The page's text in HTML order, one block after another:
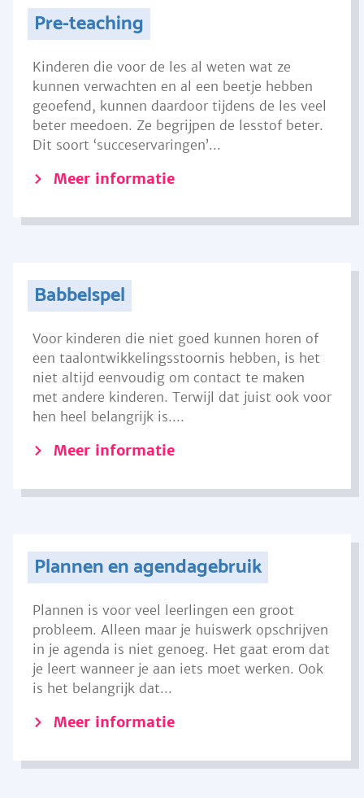
Pre-teaching
Kinderen die voor de les al weten wat ze
kunnen verwachten en al een beetje hebben
geoefend, kunnen daardoor tijdens de les veel
beter meedoen. Ze begrijpen de lesstof beter.
Dit soort ‘succeservaringen’...
Meer informatie
Babbelspel
Voor kinderen die niet goed kunnen horen of
een taalontwikkelingsstoornis hebben, is het
niet altijd eenvoudig om contact te maken
met andere kinderen. Terwijl dat juist ook voor
hen heel belangrijk is....
Meer informatie
Plannen en agendagebruik
Plannen is voor veel leerlingen een groot
probleem. Alleen maar je huiswerk opschrijven
in je agenda is niet genoeg. Het gaat erom dat
je leert wanneer je aan iets moet werken. Ook
is het belangrijk dat...
Meer informatie